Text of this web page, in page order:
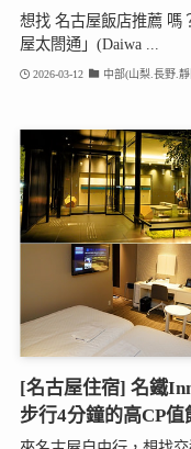
想找 名古屋飯店推薦 嗎
屋太閤通」(Daiwa ...
2026-03-12 中部(山梨.長野.
[名古屋住宿] 名鐵
步行4分鐘的高CP值